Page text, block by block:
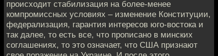
происходит стабилизация на более-менее
компромиссных условиях – изменение Конституции,
федерализация, гарантия интересов юго-востока и
так далее, то есть все, что прописано в минских
соглашениях, то это означает, что США признают